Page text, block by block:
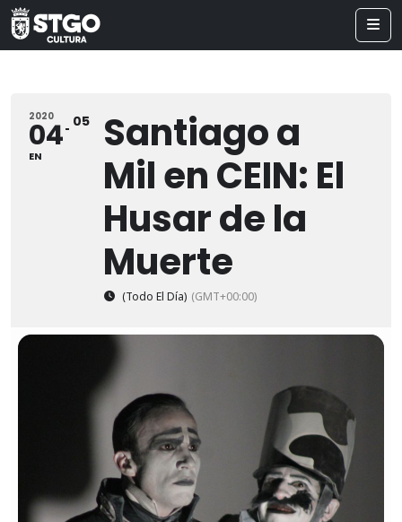
2020
04
EN
05
Santiago a
Mil en CEIN: El
Husar de la
Muerte
(Todo El Día) (GMT+00:00)